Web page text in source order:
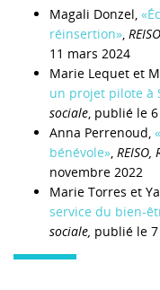
Magali Donzel,
réinsertion»,
11 mars 2024
Marie Lequet et
un projet pilote à
sociale, publié le
Anna Perrenoud,
bénévole»,
novembre 2022
Marie Torres et
service du bien-
sociale, publié le